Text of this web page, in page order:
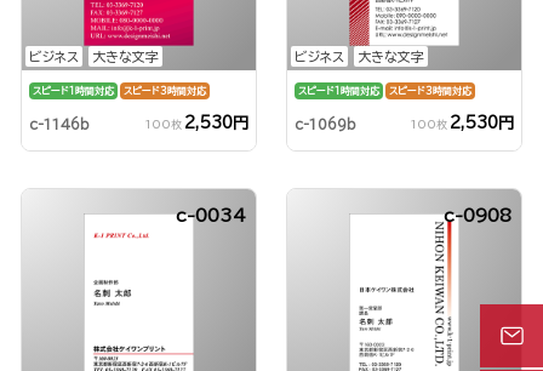
ビジネス 大きな文字
スピード1時間対応 スピード3時間対応
c-1146b 100枚 2,530円
ビジネス 大きな文字
スピード1時間対応 スピード3時間対応
c-1069b 100枚 2,530円
c-0034 c-0908